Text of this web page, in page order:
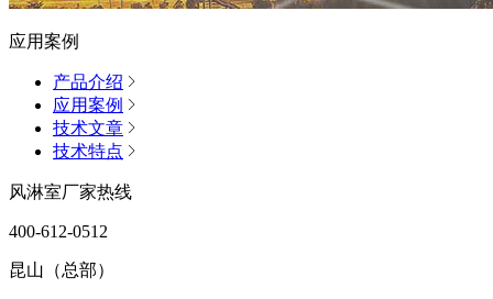
应用案例
产品介绍
应用案例
技术文章
技术特点
风淋室厂家热线
400-612-0512
昆山（总部）